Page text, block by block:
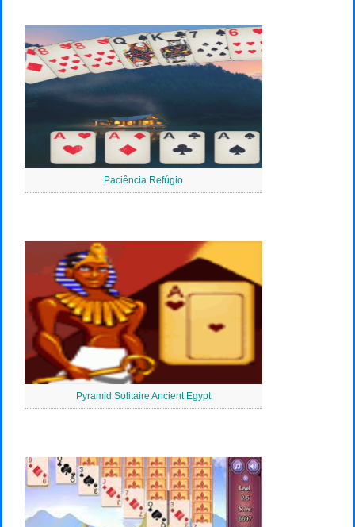
Paciência Refúgio
Pyramid Solitaire Ancient Egypt